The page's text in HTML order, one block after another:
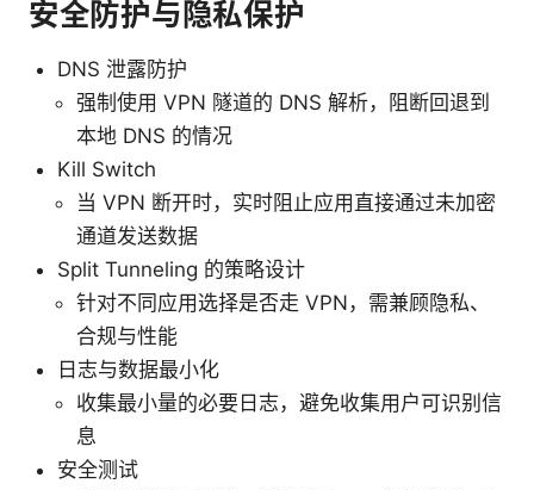
安全防护与隐私保护
DNS 泄露防护
强制使用 VPN 隧道的 DNS 解析，阻断回退到
本地 DNS 的情况
Kill Switch
当 VPN 断开时，实时阻止应用直接通过未加密
通道发送数据
Split Tunneling 的策略设计
针对不同应用选择是否走 VPN，需兼顾隐私、
合规与性能
日志与数据最小化
收集最小量的必要日志，避免收集用户可识别信
息
安全测试